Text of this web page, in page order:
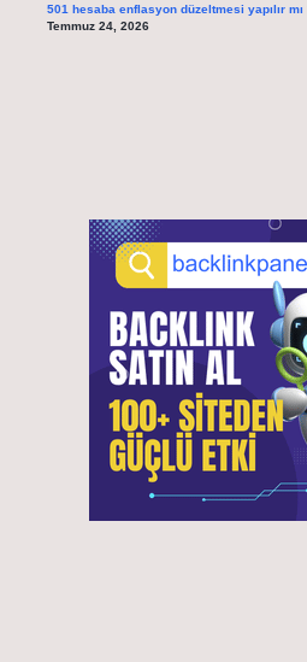
501 hesaba enflasyon düzeltmesi yapılır mı
Temmuz 24, 2026